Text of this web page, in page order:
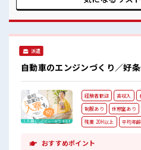
代・30代の方カツヤク中
コンビニは職場の目の前
らないですね♪
派遣
自動車のエンジンづくり／好
経験者歓迎 高収入
制服あり
休憩室あり
残業 20H以上
平均年
おすすめポイント